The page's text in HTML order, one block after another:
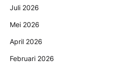
Juli 2026
Mei 2026
April 2026
Februari 2026